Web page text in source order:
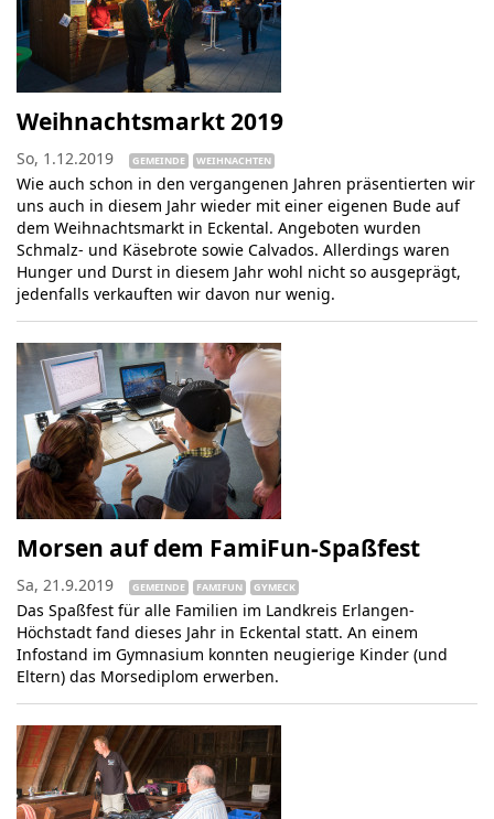
Weihnachtsmarkt 2019
So, 1.12.2019 GEMEINDE WEIHNACHTEN
Wie auch schon in den vergangenen Jahren präsentierten wir
uns auch in diesem Jahr wieder mit einer eigenen Bude auf
dem Weihnachtsmarkt in Eckental. Angeboten wurden
Schmalz- und Käsebrote sowie Calvados. Allerdings waren
Hunger und Durst in diesem Jahr wohl nicht so ausgeprägt,
jedenfalls verkauften wir davon nur wenig.
Morsen auf dem FamiFun-Spaßfest
Sa, 21.9.2019 GEMEINDE FAMIFUN GYMECK
Das Spaßfest für alle Familien im Landkreis Erlangen-
Höchstadt fand dieses Jahr in Eckental statt. An einem
Infostand im Gymnasium konnten neugierige Kinder (und
Eltern) das Morsediplom erwerben.